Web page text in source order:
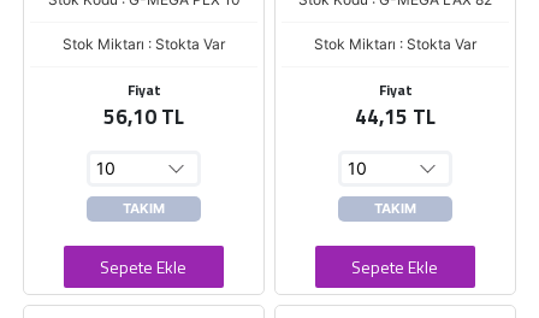
Stok Miktarı : Stokta Var
Fiyat
56,10 TL
TAKIM
Sepete Ekle
Stok Miktarı : Stokta Var
Fiyat
44,15 TL
TAKIM
Sepete Ekle